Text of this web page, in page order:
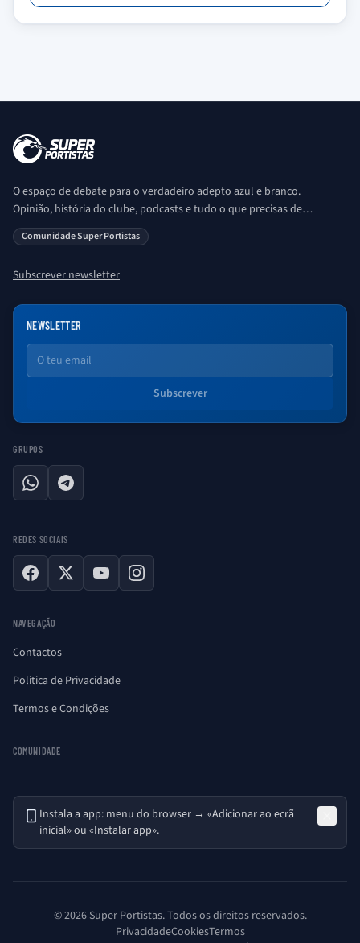
O espaço de debate para o verdadeiro adepto azul e branco.
Opinião, história do clube, podcasts e tudo o que precisas de
saber sobre o universo Porto. Ser Porto é aqui!
Comunidade Super Portistas
Subscrever newsletter
NEWSLETTER
Email
Subscrever
GRUPOS
WhatsAppTelegram
REDES SOCIAIS
Facebook
X YouTubeInstagram
NAVEGAÇÃO
Contactos
Politica de Privacidade
Termos e Condições
COMUNIDADE
Instala a app: menu do browser → «Adicionar ao ecrã
inicial» ou «Instalar app».
© 2026 Super Portistas. Todos os direitos reservados.
PrivacidadeCookiesTermos